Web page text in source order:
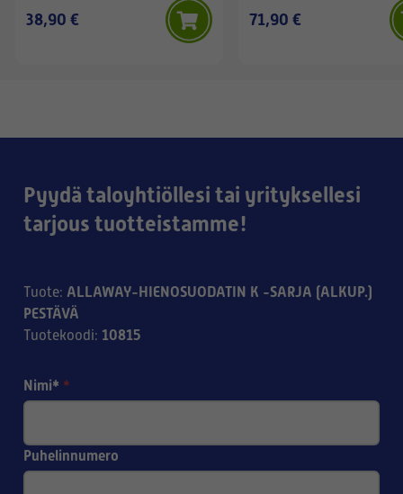
38,90 € 71,90 €
Pyydä taloyhtiöllesi tai yrityksellesi
tarjous tuotteistamme!
Tuote: ALLAWAY-HIENOSUODATIN K -SARJA (ALKUP.)
PESTÄVÄ
Tuotekoodi: 10815
Nimi* *
Puhelinnumero